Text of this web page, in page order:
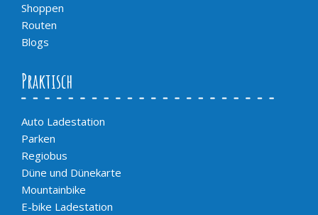
Shoppen
Routen
Blogs
Praktisch
Auto Ladestation
Parken
Regiobus
Düne und Dünekarte
Mountainbike
E-bike Ladestation